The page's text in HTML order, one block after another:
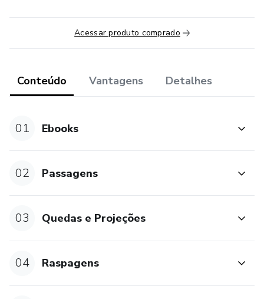
Acessar produto comprado
Conteúdo Vantagens Detalhes
01 Ebooks
02 Passagens
03 Quedas e Projeções
04 Raspagens